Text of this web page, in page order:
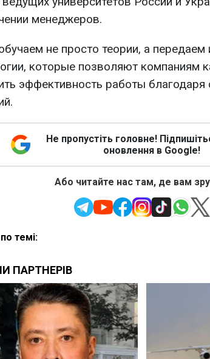
менеджеров.
не просто теории, а передаем
которые позволяют компаниям
эффективность работы благодаря
Не пропустіть головне!
оновлення в Google!
Або читайте нас там, де вам
темі: